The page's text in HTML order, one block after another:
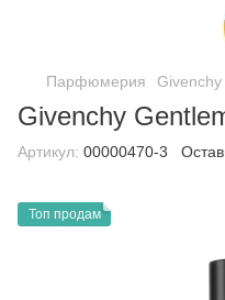
Парфюмерия Givenchy
Givenchy
Артикул: 00000470-3
Топ продам